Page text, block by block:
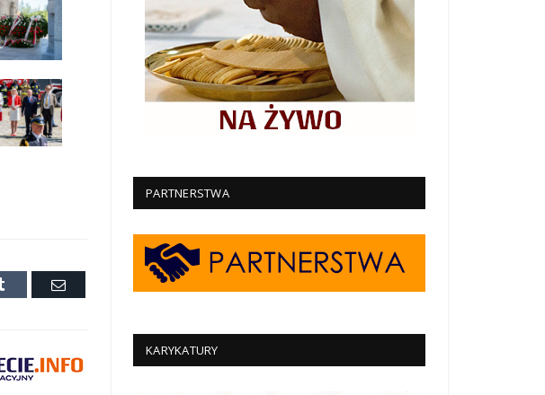
Tumblr
E-
PARTNERSTWA
KARYKATURY